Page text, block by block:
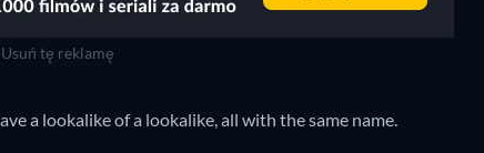
Usuń tę reklamę
a lookalike of a lookalike, all with the same name.